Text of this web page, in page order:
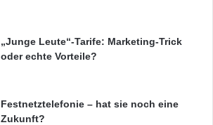
„Junge Leute“-Tarife: Marketing-Trick
oder echte Vorteile?
Festnetztelefonie – hat sie noch eine
Zukunft?